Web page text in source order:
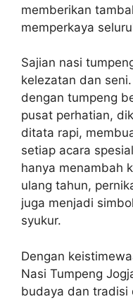
memberikan
memperkaya
Sajian nasi
kelezatan dan
dengan tumpeng
pusat perhatian,
ditata rapi,
setiap acara
hanya menambah
ulang tahun,
juga menjadi
syukur.
Dengan
Nasi Tumpeng
budaya dan tradisi